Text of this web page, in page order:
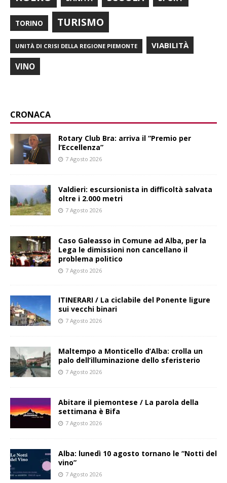
TORINO TURISMO
UNITÀ DI CRISI DELLA REGIONE PIEMONTE VIABILITÀ
VINO
CRONACA
Rotary Club Bra: arriva il “Premio per
l’Eccellenza”
7 Agosto 2026
Valdieri: escursionista in difficoltà salvata
oltre i 2.000 metri
7 Agosto 2026
Caso Galeasso in Comune ad Alba, per la
Lega le dimissioni non cancellano il
problema politico
7 Agosto 2026
ITINERARI / La ciclabile del Ponente ligure
sui vecchi binari
7 Agosto 2026
Maltempo a Monticello d’Alba: crolla un
palo dell’illuminazione dello sferisterio
7 Agosto 2026
Abitare il piemontese / La parola della
settimana è Bifa
7 Agosto 2026
Alba: lunedì 10 agosto tornano le “Notti del
vino”
7 Agosto 2026